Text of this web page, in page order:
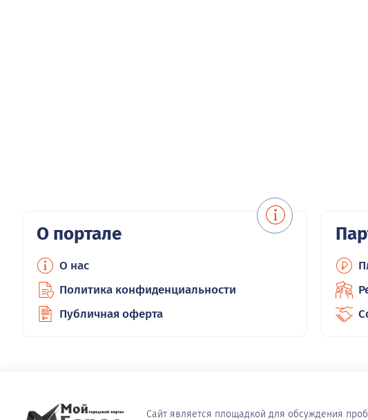
О портале
О нас
Политика конфиденциальности
Публичная оферта
Сайт является площадкой для обсуждения